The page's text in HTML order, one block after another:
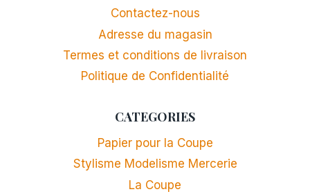
Contactez-nous
Adresse du magasin
Termes et conditions de livraison
Politique de Confidentialité
CATEGORIES
Papier pour la Coupe
Stylisme Modelisme Mercerie
La Coupe